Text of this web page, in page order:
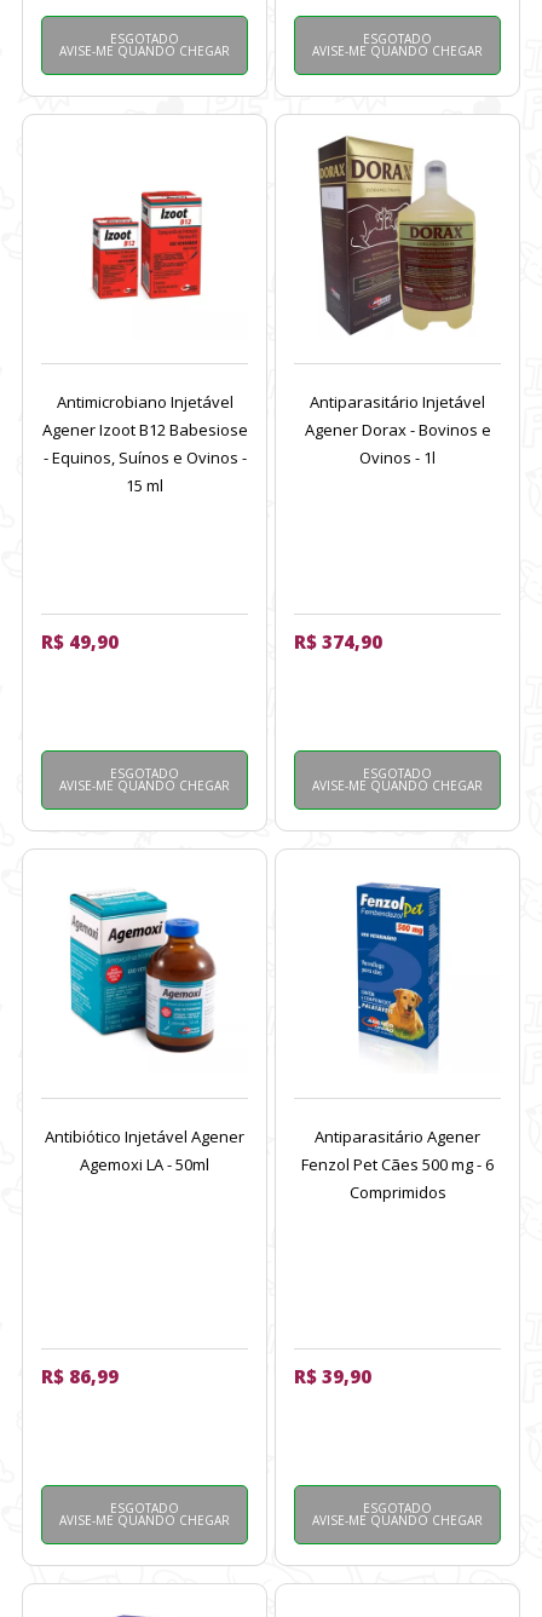
ESGOTADO
AVISE-ME QUANDO CHEGAR
ESGOTADO
AVISE-ME QUANDO CHEGAR
Antimicrobiano Injetável
Agener Izoot B12 Babesiose
- Equinos, Suínos e Ovinos -
15 ml
R$ 49,90
ESGOTADO
AVISE-ME QUANDO CHEGAR
Antiparasitário Injetável
Agener Dorax - Bovinos e
Ovinos - 1l
R$ 374,90
ESGOTADO
AVISE-ME QUANDO CHEGAR
Antibiótico Injetável Agener
Agemoxi LA - 50ml
R$ 86,99
ESGOTADO
AVISE-ME QUANDO CHEGAR
Antiparasitário Agener
Fenzol Pet Cães 500 mg - 6
Comprimidos
R$ 39,90
ESGOTADO
AVISE-ME QUANDO CHEGAR